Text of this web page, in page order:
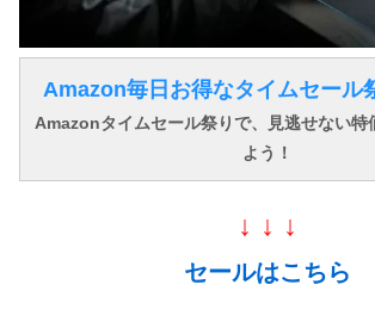
Amazon毎日お得なタイムセール
Amazonタイムセール祭りで、見逃せない特
よう！
↓ ↓ ↓
セールはこちら